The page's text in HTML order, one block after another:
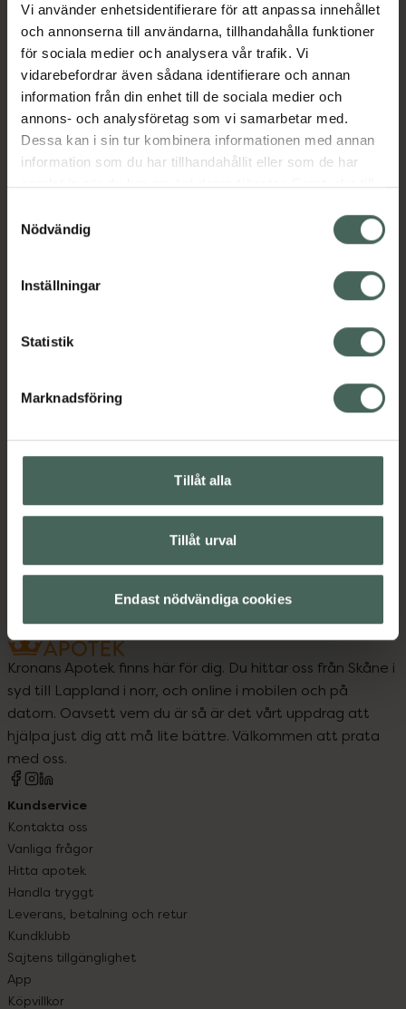
Vi använder enhetsidentifierare för att anpassa innehållet
och annonserna till användarna, tillhandahålla funktioner
för sociala medier och analysera vår trafik. Vi
vidarebefordrar även sådana identifierare och annan
information från din enhet till de sociala medier och
annons- och analysföretag som vi samarbetar med.
Dessa kan i sin tur kombinera informationen med annan
information som du har tillhandahållit eller som de har
samlat in när du har använt deras tjänster. Samtycke till
återkalla ditt samtycke via webbplatsens
cookieinställningar. Ett återkallat samtycke påverkar inte
lagligheten av behandling som skett innan återkallelsen.
Nödvändig
Inställningar
Statistik
Marknadsföring
Tillåt alla
Tillåt urval
Endast nödvändiga cookies
EAN:07350053314900
Kategorier:
B-vitaminB-vitaminKost och hälsa
KosttillskottKosttillskott
Vitaminer och mineraler
Vitaminer och mineraler
Visa
B-vitamin
Vitaminer och mineraler
Vitaminer och mineraler
Kronans Apotek finns här för dig. Du hittar oss från Skåne i
syd till Lappland i norr, och online i mobilen och på
datorn. Oavsett vem du är så är det vårt uppdrag att
hjälpa just dig att må lite bättre. Välkommen att prata
med oss.
Kundservice
Kontakta oss
Vanliga frågor
Hitta apotek
Handla tryggt
Leverans, betalning och retur
Kundklubb
Sajtens tillgänglighet
App
Köpvillkor